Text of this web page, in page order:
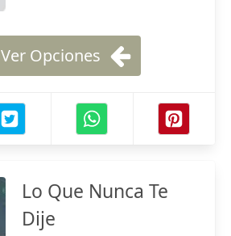
Ver Opciones
Lo Que Nunca Te
Dije